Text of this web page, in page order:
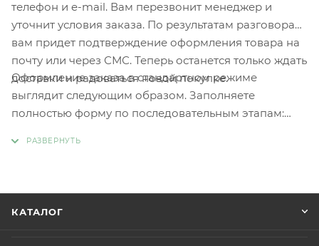
телефон и e-mail. Вам перезвонит менеджер и
уточнит условия заказа. По результатам разговора
вам придет подтверждение оформления товара на
почту или через СМС. Теперь останется только ждать
доставки и радоваться новой покупке.
Оформление заказа в стандартном режиме
выглядит следующим образом. Заполняете
полностью форму по последовательным этапам:
КАТАЛОГ